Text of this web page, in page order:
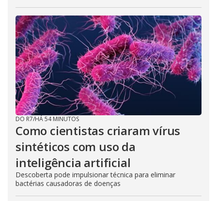
DO R7/HÁ 54 MINUTOS
Como cientistas criaram vírus
sintéticos com uso da
inteligência artificial
Descoberta pode impulsionar técnica para eliminar
bactérias causadoras de doenças